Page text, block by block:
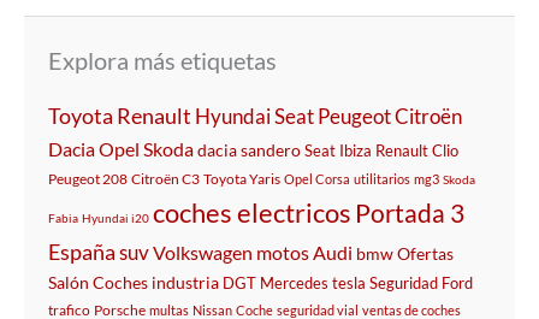
Explora más etiquetas
Toyota Renault HyundaiSeatPeugeotCitroën
DaciaOpel Skodadacia sanderoSeat Ibiza Renault Clio
Peugeot 208 Citroën C3 Toyota Yaris Opel Corsa utilitarios mg3 Skoda
Fabia Hyundai i20 coches electricos Portada 3
EspañasuvVolkswagen motosAudi bmwOfertas
Salón Coches industria DGT Mercedes tesla Seguridad Ford
trafico Porsche multas Nissan Coche seguridad vial ventas de coches